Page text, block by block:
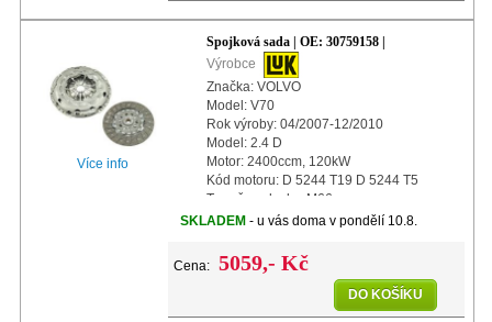
Více info
Spojková sada | OE: 30759158 |
Výrobce
Značka: VOLVO
Model: V70
Rok výroby: 04/2007-12/2010
Model: 2.4 D
Motor: 2400ccm, 120kW
Kód motoru: D 5244 T19 D 5244 T5
Typ převodovky: M66
Náhon kol: náhon předních kol
Průměr: 240mm
SKLADEM - u vás doma v pondělí 10.8.
Cena: 5059,- Kč
DO KOŠÍKU